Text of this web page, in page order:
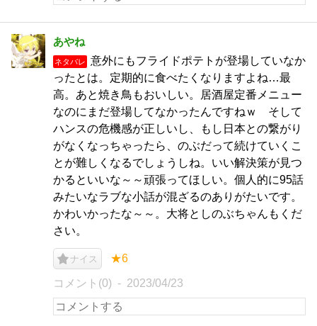
あやね
ネタバレ
意外にもフライドポテトが登場していなか
ったとは。定期的に食べたくなりますよね…最
高。あと焼き鳥もおいしい。居酒屋定番メニュー
なのにまだ登場してなかったんですねｗ そして
ハンスの危機感が正しいし、もし日本との繋がり
がなくなっちゃったら、のぶだって続けていくこ
とが難しくなるでしょうしね。いい解決策が見つ
かるといいな～～頑張ってほしい。個人的に95話
みたいなラブな小話が混ざるのありがたいです。
かわいかったな～～。大将としのぶちゃんもくだ
さい。
ナイス ★6
コメント(0) 2023/04/23